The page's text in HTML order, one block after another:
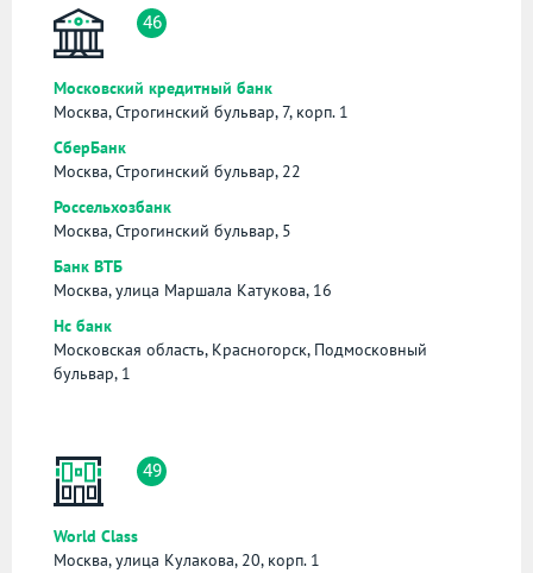
46
Московский кредитный банк
Москва, Строгинский бульвар, 7, корп. 1
СберБанк
Москва, Строгинский бульвар, 22
Россельхозбанк
Москва, Строгинский бульвар, 5
Банк ВТБ
Москва, улица Маршала Катукова, 16
Нс банк
Московская область, Красногорск, Подмосковный
бульвар, 1
49
World Class
Москва, улица Кулакова, 20, корп. 1